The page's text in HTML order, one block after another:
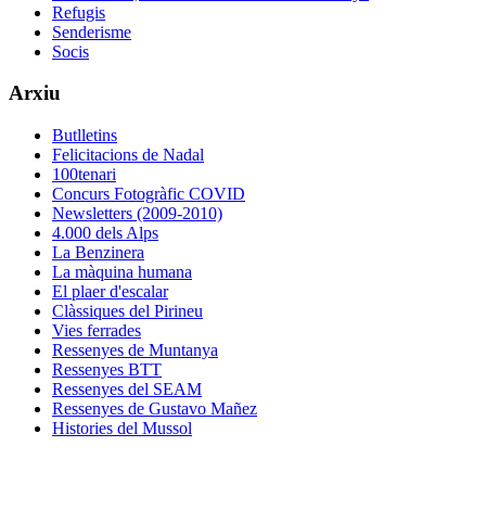
Refugis
Senderisme
Socis
Arxiu
Butlletins
Felicitacions de Nadal
100tenari
Concurs Fotogràfic COVID
Newsletters (2009-2010)
4.000 dels Alps
La Benzinera
La màquina humana
El plaer d'escalar
Clàssiques del Pirineu
Vies ferrades
Ressenyes de Muntanya
Ressenyes BTT
Ressenyes del SEAM
Ressenyes de Gustavo Mañez
Histories del Mussol